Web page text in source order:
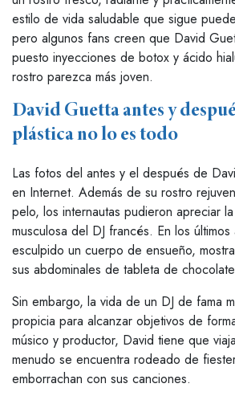
estilo de vida saludable que sigue
pero algunos fans creen que David
puesto inyecciones de botox y ácido
rostro parezca más joven.
David Guetta antes y
plástica no lo es todo
Las fotos del antes y el después de
en Internet. Además de su rostro
pelo, los internautas pudieron apreciar
musculosa del DJ francés. En los
esculpido un cuerpo de ensueño,
sus abdominales de tableta de
Sin embargo, la vida de un DJ de fama
propicia para alcanzar objetivos de
músico y productor, David tiene que
menudo se encuentra rodeado de
emborrachan con sus canciones.